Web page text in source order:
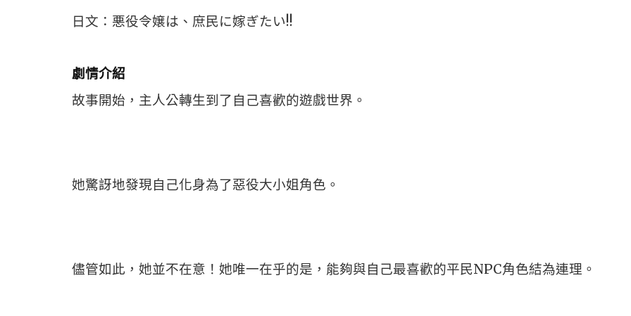
日文：悪役令嬢は、庶民に嫁ぎたい!!
劇情介紹
故事開始，主人公轉生到了自己喜歡的遊戲世界。
她驚訝地發現自己化身為了惡役大小姐角色。
儘管如此，她並不在意！她唯一在乎的是，能夠與自己最喜歡的平民NPC角色結為連理。